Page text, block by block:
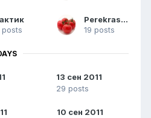
posts
Perekraskin
19 posts
13 сен 2011
29 posts
10 сен 2011